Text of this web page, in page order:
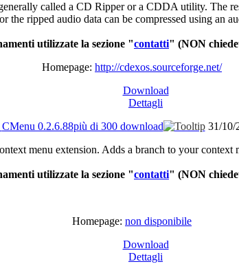
called a CD Ripper or a CDDA utility. The
the ripped audio data can be compressed using an
utilizzate la sezione "contatti" (NON
Homepage: http://cdexos.sourceforge.net/
Download
Dettagli
CMenu 0.2.6.88più di 300 download 31/10/
menu extension. Adds a branch to your context
utilizzate la sezione "contatti" (NON
Homepage: non disponibile
Download
Dettagli